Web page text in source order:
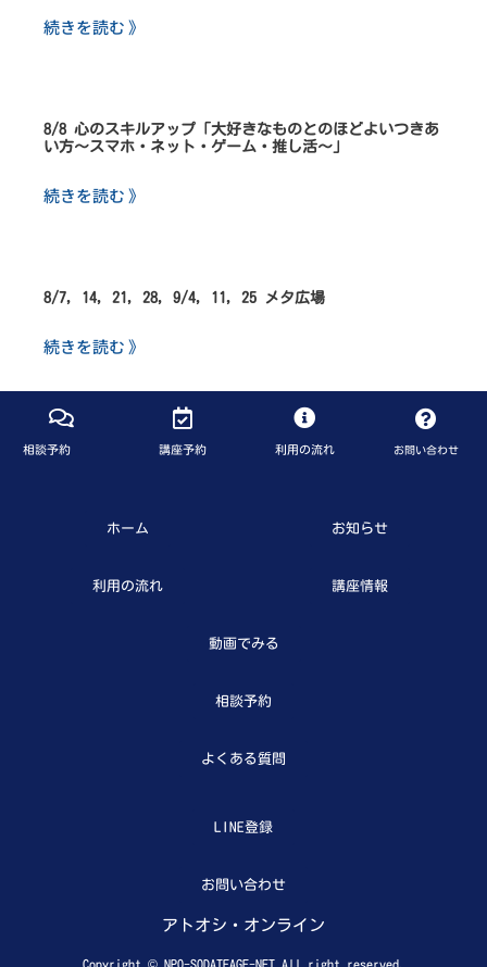
続きを読む 》
8/8 心のスキルアップ「大好きなものとのほどよいつきあ
い方～スマホ・ネット・ゲーム・推し活～」
続きを読む 》
8/7, 14, 21, 28, 9/4, 11, 25 メタ広場
続きを読む 》
相談予約 講座予約 利用の流れ お問い合わせ
ホーム お知らせ
利用の流れ 講座情報
動画でみる
相談予約
よくある質問
LINE登録
お問い合わせ
アトオシ・オンライン
Copyright © NPO-SODATEAGE-NET All right reserved.